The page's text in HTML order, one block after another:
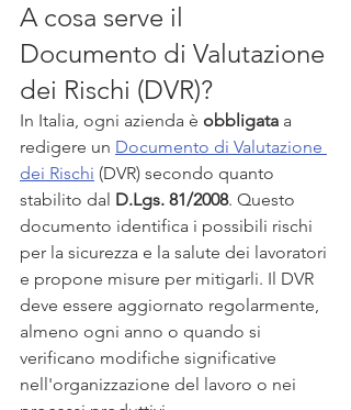
A cosa serve il
Documento di Valutazione
dei Rischi (DVR)?
In Italia, ogni azienda è obbligata a
redigere un Documento di Valutazione
dei Rischi (DVR) secondo quanto
stabilito dal D.Lgs. 81/2008. Questo
documento identifica i possibili rischi
per la sicurezza e la salute dei lavoratori
e propone misure per mitigarli. Il DVR
deve essere aggiornato regolarmente,
almeno ogni anno o quando si
verificano modifiche significative
nell'organizzazione del lavoro o nei